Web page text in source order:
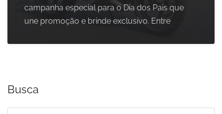
campanha especial para o Dia dos Pais que
une promoção e brinde exclusivo. Entre
Busca